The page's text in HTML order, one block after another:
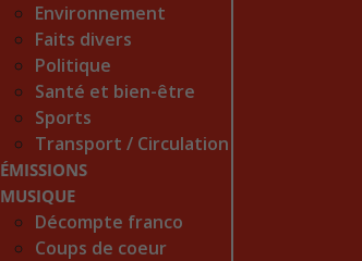
Environnement
Faits divers
Politique
Santé et bien-être
Sports
Transport / Circulation
ÉMISSIONS
MUSIQUE
Décompte franco
Coups de coeur